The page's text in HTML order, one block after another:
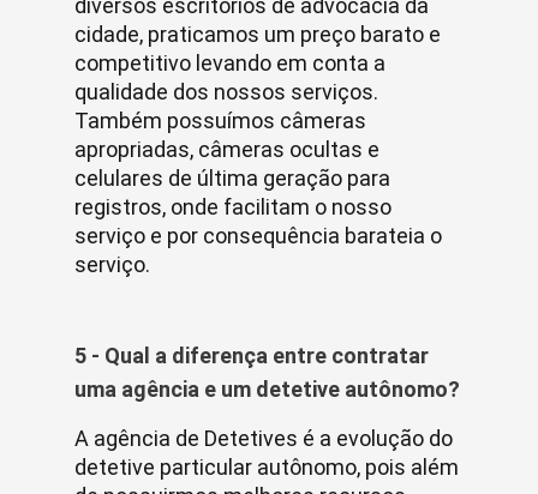
diversos escritórios de advocacia da
cidade, praticamos um preço barato e
competitivo levando em conta a
qualidade dos nossos serviços.
Também possuímos câmeras
apropriadas, câmeras ocultas e
celulares de última geração para
registros, onde facilitam o nosso
serviço e por consequência barateia o
serviço.
5 - Qual a diferença entre contratar
uma agência e um detetive autônomo?
A agência de Detetives é a evolução do
detetive particular autônomo, pois além